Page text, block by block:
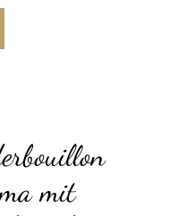
mit